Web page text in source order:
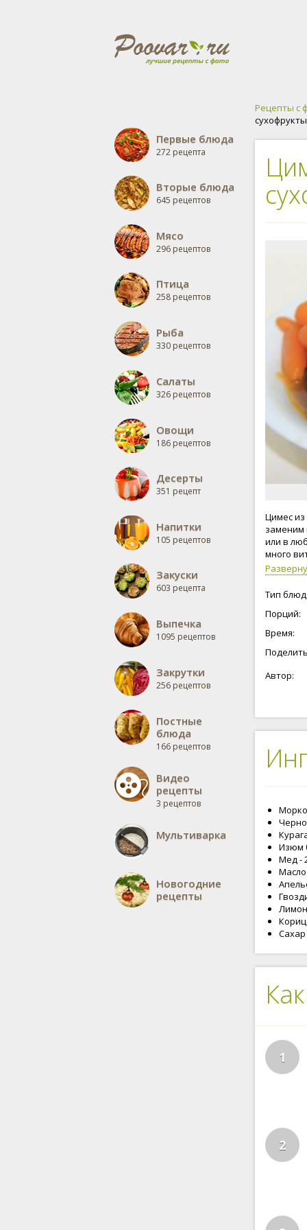
Первые блюда
272 рецепта
Вторые блюда
645 рецептов
Мясо
296 рецептов
Птица
258 рецептов
Рыба
330 рецептов
Салаты
326 рецептов
Овощи
186 рецептов
Десерты
351 рецепт
Напитки
105 рецептов
Закуски
603 рецепта
Выпечка
1095 рецептов
Закрутки
256 рецептов
Постные
блюда
166 рецептов
Видео
рецепты
3 рецептов
Мультиварка
Новогодние
рецепты
Рецепты с
сухофрукты
Цимес из
заменим
или в
много
Тип
Порций:
Время:
Автор:
Изюм
Мед -
Сахар
1
2